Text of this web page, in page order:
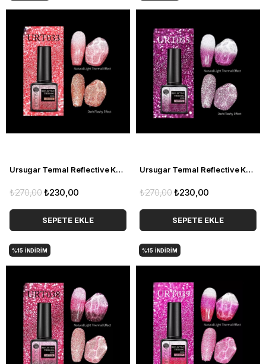
Ursugar Termal Reflective Kalıcı Oje URT033 (53573-1)
₺230,00
₺270,00
SEPETE EKLE
Ursugar Termal Reflective Kalıcı Oje URT035 (53573-3)
₺230,00
₺270,00
SEPETE EKLE
%15 İNDIRIM %15 İNDIRIM